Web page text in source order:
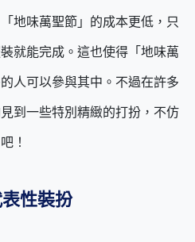
地味萬聖節」的成本更低，只
就能完成。這也使得「地味萬
人可以參與其中。不過在許多
到一些特別精緻的打扮，不仿
！
表性裝扮